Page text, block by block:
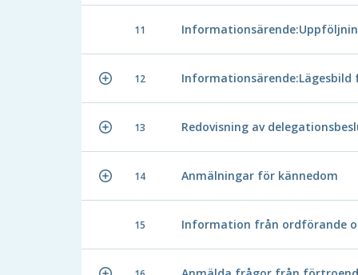
11
12
13 Redovisning av
14 Anmälningar för kännedom
15 Information från ordförande